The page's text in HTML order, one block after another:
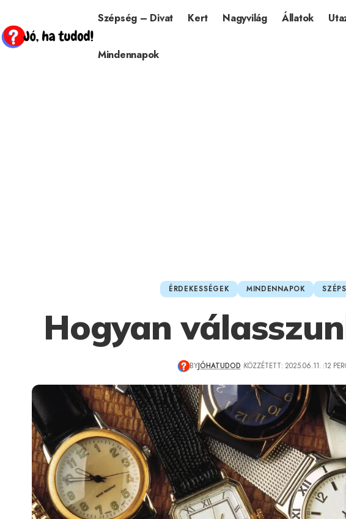
Szépség – Divat Kert Nagyvilág Állatok
Mindennapok
ÉRDEKESSÉGEK MINDENNAPOK
Hogyan
BYJÓHATUDOD KÖZZÉTETT: 2025.06.11. 12